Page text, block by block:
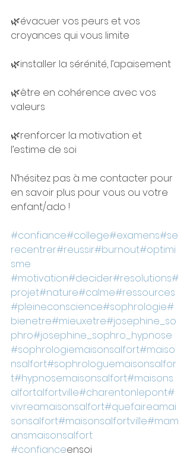
🌿évacuer vos peurs et vos
croyances qui vous limite
🌿installer la sérénité, l’apaisement
🌿être en cohérence avec vos
valeurs
🌿renforcer la motivation et
l’estime de soi
N’hésitez pas à me contacter pour
en savoir plus pour vous ou votre
enfant/ado !
#confiance#college#examens#se
recentrer#reussir#burnout#optimi
sme
#motivation#decider#resolutions#
projet#nature#calme#ressources
#pleineconscience#sophrologie#
bienetre#mieuxetre#josephine_so
phro#josephine_sophro_hypnose
#sophrologiemaisonsalfort#maiso
nsalfort#sophrologuemaisonsalfor
t#hypnosemaisonsalfort#maisons
alfortalfortville#charentonlepont#
vivreamaisonsalfort#quefaireamai
sonsalfort#maisonsalfortville#mam
ansmaisonsalfort
#confianceensoi